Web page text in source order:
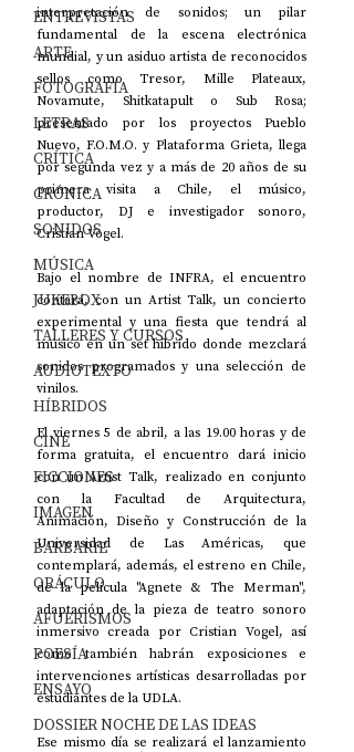
ENTREVISTAS
ARTE
FOTOGRAFÍA
LETRAS
CRÍTICA
CRÓNICA
SONIDOS
MÚSICA
JUKEBOX
TALLERES Y CURSOS
AUDIOTEXTO
HÍBRIDOS
CINE
FICCIONES
IMAGEN
BARBARIE
ORÁCULO
AFUERISMOS
POESÍA
ENSAYO
DOSSIER NOCHE DE LAS IDEAS
interpretación de sonidos; un pilar
fundamental de la escena electrónica
mundial, y un asiduo artista de reconocidos
sellos como Tresor, Mille Plateaux,
Novamute, Shitkatapult o Sub Rosa;
presentado por los proyectos Pueblo
Nuevo, F.O.M.O. y Plataforma Grieta, llega
por segunda vez y a más de 20 años de su
primera visita a Chile, el músico,
productor, DJ e investigador sonoro,
Cristian Vogel.
Bajo el nombre de INFRA, el encuentro
contará, con un Artist Talk, un concierto
experimental y una fiesta que tendrá al
músico en un set híbrido donde mezclará
sonidos programados y una selección de
vinilos.
El viernes 5 de abril, a las 19.00 horas y de
forma gratuita, el encuentro dará inicio
con un Artist Talk, realizado en conjunto
con la Facultad de Arquitectura,
Animación, Diseño y Construcción de la
Universidad de Las Américas, que
contemplará, además, el estreno en Chile,
de la película "Agnete & The Merman",
adaptación de la pieza de teatro sonoro
inmersivo creada por Cristian Vogel, así
como también habrán exposiciones e
intervenciones artísticas desarrolladas por
estudiantes de la UDLA.
Ese mismo día se realizará el lanzamiento